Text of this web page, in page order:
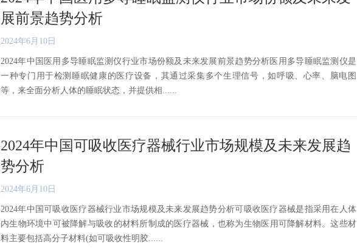
展前景趋势分析
2024年6月10日
2024年中国医用多导睡眠监测仪行业市场份额及未来发展前景趋势分析医用多导睡眠监测仪是
一种专门用于检测睡眠健康的医疗设备，其通过采集多个生理信号，如呼吸、心率、脑电图
等，来全面分析人体的睡眠状态，并提供相......
2024年中国可吸收医疗器械行业市场规模及未来发展趋
势分析
2024年6月10日
2024年中国可吸收医疗器械行业市场规模及未来发展趋势分析可吸收医疗器械是指采用在人体
内生物环境中可被降解与吸收的材料所制成的医疗器械，也称为生物医用可降解材料。这些材
料主要包括高分子材料(如可吸收性明胶......